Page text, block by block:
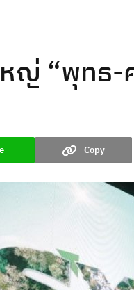
หญ่ “พุทธ
Copy